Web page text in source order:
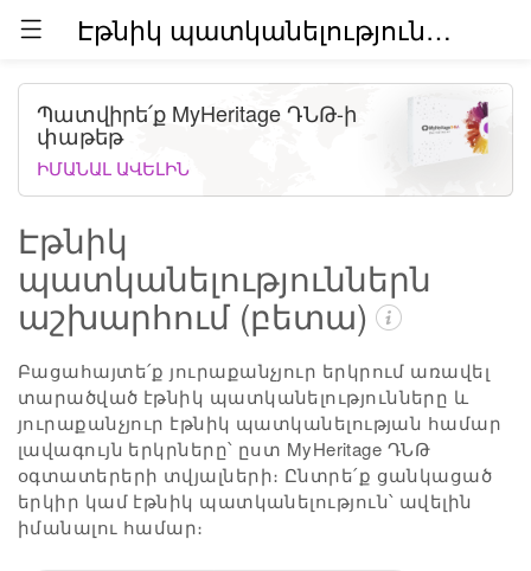
Էթնիկ պատկանելություններն աշխարհում (բետա)
Էթնիկ
պատկանելություններն
աշխարհում (բետա)
Բացահայտե՛ք յուրաքանչյուր երկրում առավել
տարածված էթնիկ պատկանելությունները և
յուրաքանչյուր էթնիկ պատկանելության համար
լավագույն երկրները՝ ըստ MyHeritage ԴՆԹ
օգտատերերի տվյալների։ Ընտրե՛ք ցանկացած
երկիր կամ էթնիկ պատկանելություն՝ ավելին
իմանալու համար։
Պատվիրե՛ք MyHeritage ԴՆԹ-ի
փաթեթ
ԻՄԱՆԱԼ ԱՎԵԼԻՆ